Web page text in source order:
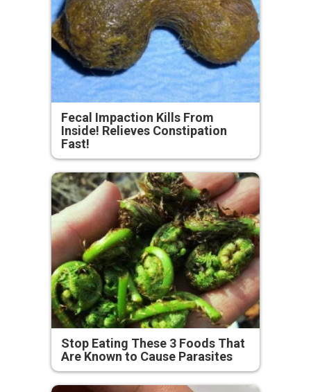
Fecal Impaction Kills From
Inside! Relieves Constipation
Fast!
Stop Eating These 3 Foods That
Are Known to Cause Parasites